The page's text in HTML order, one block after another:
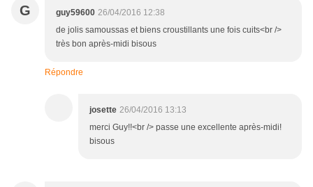
G guy59600 26/04/2016 12:38
de jolis samoussas et biens croustillants une fois cuits<br />
très bon après-midi bisous
Répondre
josette 26/04/2016 13:13
merci Guy!!<br /> passe une excellente après-midi!
bisous